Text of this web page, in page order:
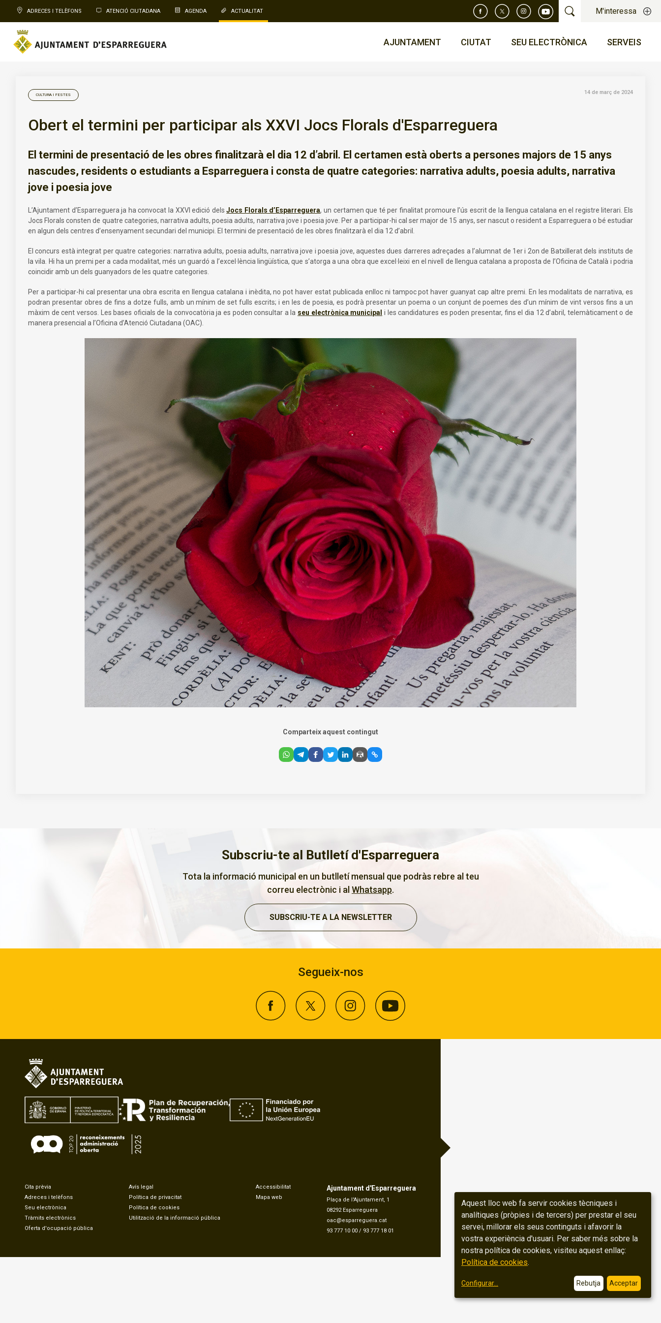
ADRECES I TELÈFONS ATENCIÓ CIUTADANA AGENDA ACTUALITAT M'interessa
AJUNTAMENT CIUTAT SEU ELECTRÒNICA SERVEIS
CULTURA I FESTES 14 de març de 2024
Obert el termini per participar als XXVI Jocs Florals d'Esparreguera
El termini de presentació de les obres finalitzarà el dia 12 d’abril. El certamen està oberts a persones majors de 15 anys
nascudes, residents o estudiants a Esparreguera i consta de quatre categories: narrativa adults, poesia adults, narrativa
jove i poesia jove
L’Ajuntament d’Esparreguera ja ha convocat la XXVI edició delsJocs Florals d’Esparreguera, un certamen que té per finalitat promoure l’ús escrit de la llengua catalana en el registre literari. Els
Jocs Florals consten de quatre categories, narrativa adults, poesia adults, narrativa jove i poesia jove. Per a participar-hi cal ser major de 15 anys, ser nascut o resident a Esparreguera o bé estudiar
en algun dels centres d’ensenyament secundari del municipi. El termini de presentació de les obres finalitzarà el dia 12 d’abril.
El concurs està integrat per quatre categories: narrativa adults, poesia adults, narrativa jove i poesia jove, aquestes dues darreres adreçades a l’alumnat de 1er i 2on de Batxillerat dels instituts de
la vila. Hi ha un premi per a cada modalitat, més un guardó a l’excel·lència lingüística, que s’atorga a una obra que excel·leixi en el nivell de llengua catalana a proposta de l’Oficina de Català i podria
coincidir amb un dels guanyadors de les quatre categories.
Per a participar-hi cal presentar una obra escrita en llengua catalana i inèdita, no pot haver estat publicada enlloc ni tampoc pot haver guanyat cap altre premi. En les modalitats de narrativa, es
podran presentar obres de fins a dotze fulls, amb un mínim de set fulls escrits; i en les de poesia, es podrà presentar un poema o un conjunt de poemes des d’un mínim de vint versos fins a un
màxim de cent versos. Les bases oficials de la convocatòria ja es poden consultar a la seu electrònica municipal i les candidatures es poden presentar, fins el dia 12 d’abril, telemàticament o de
manera presencial a l’Oficina d’Atenció Ciutadana (OAC).
Comparteix aquest contingut
Subscriu-te al Butlletí d'Esparreguera
Tota la informació municipal en un butlletí mensual que podràs rebre al teu
correu electrònic i alWhatsapp.
SUBSCRIU-TE A LA NEWSLETTER
Segueix-nos
Cita prèvia
Adreces i telèfons
Seu electrònica
Tràmits electrònics
Oferta d'ocupació pública
Avís legal
Política de privacitat
Política de cookies
Utilització de la informació pública
Accessibilitat
Mapa web
Ajuntament d'Esparreguera
Plaça de l'Ajuntament, 1
08292 Esparreguera
oac@esparreguera.cat
93 777 10 00/ 93 777 18 01
Aquest lloc web fa servir cookies tècniques i
analítiques (pròpies i de tercers) per prestar el seu
servei, millorar els seus continguts i afavorir la
vostra experiència d'usuari. Per saber més sobre la
nostra política de cookies, visiteu aquest enllaç:
Política de cookies.
Configurar... Rebutja Acceptar